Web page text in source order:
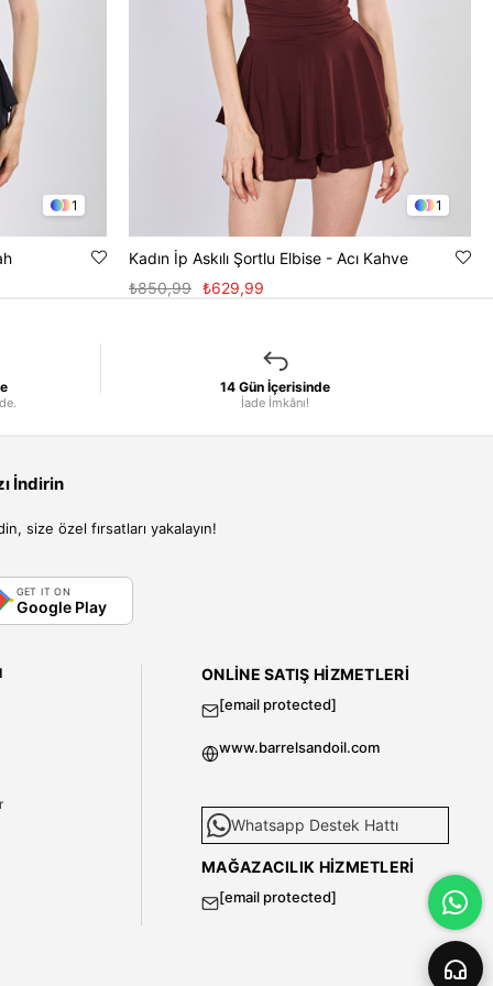
1 1
Kadın İp Askılı Şortlu Elbise - Acı Kahve
₺629,99
₺850,99
14 Gün İçerisinde
İade İmkânı!
İndirin
size özel fırsatları yakalayın!
GET IT ON
Google Play
ONLINE SATIŞ HIZMETLERI
[email protected]
www.barrelsandoil.com
Whatsapp Destek Hattı
MAĞAZACILIK HIZMETLERI
[email protected]